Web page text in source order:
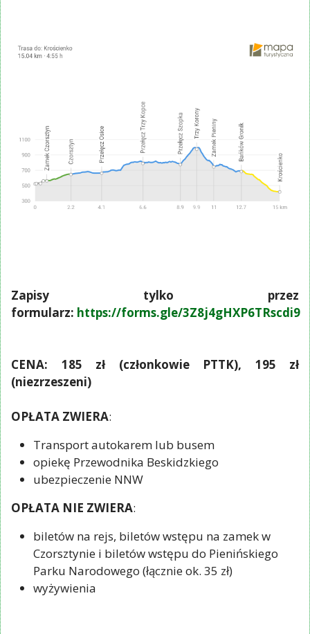
Zapisy tylko przez
formularz: https://forms.gle/3Z8j4gHXP6TRscdi9
CENA: 185 zł (członkowie PTTK), 195 zł
(niezrzeszeni)
OPŁATA ZWIERA:
Transport autokarem lub busem
opiekę Przewodnika Beskidzkiego
ubezpieczenie NNW
OPŁATA NIE ZWIERA:
biletów na rejs, biletów wstępu na zamek w
Czorsztynie i biletów wstępu do Pienińskiego
Parku Narodowego (łącznie ok. 35 zł)
wyżywienia